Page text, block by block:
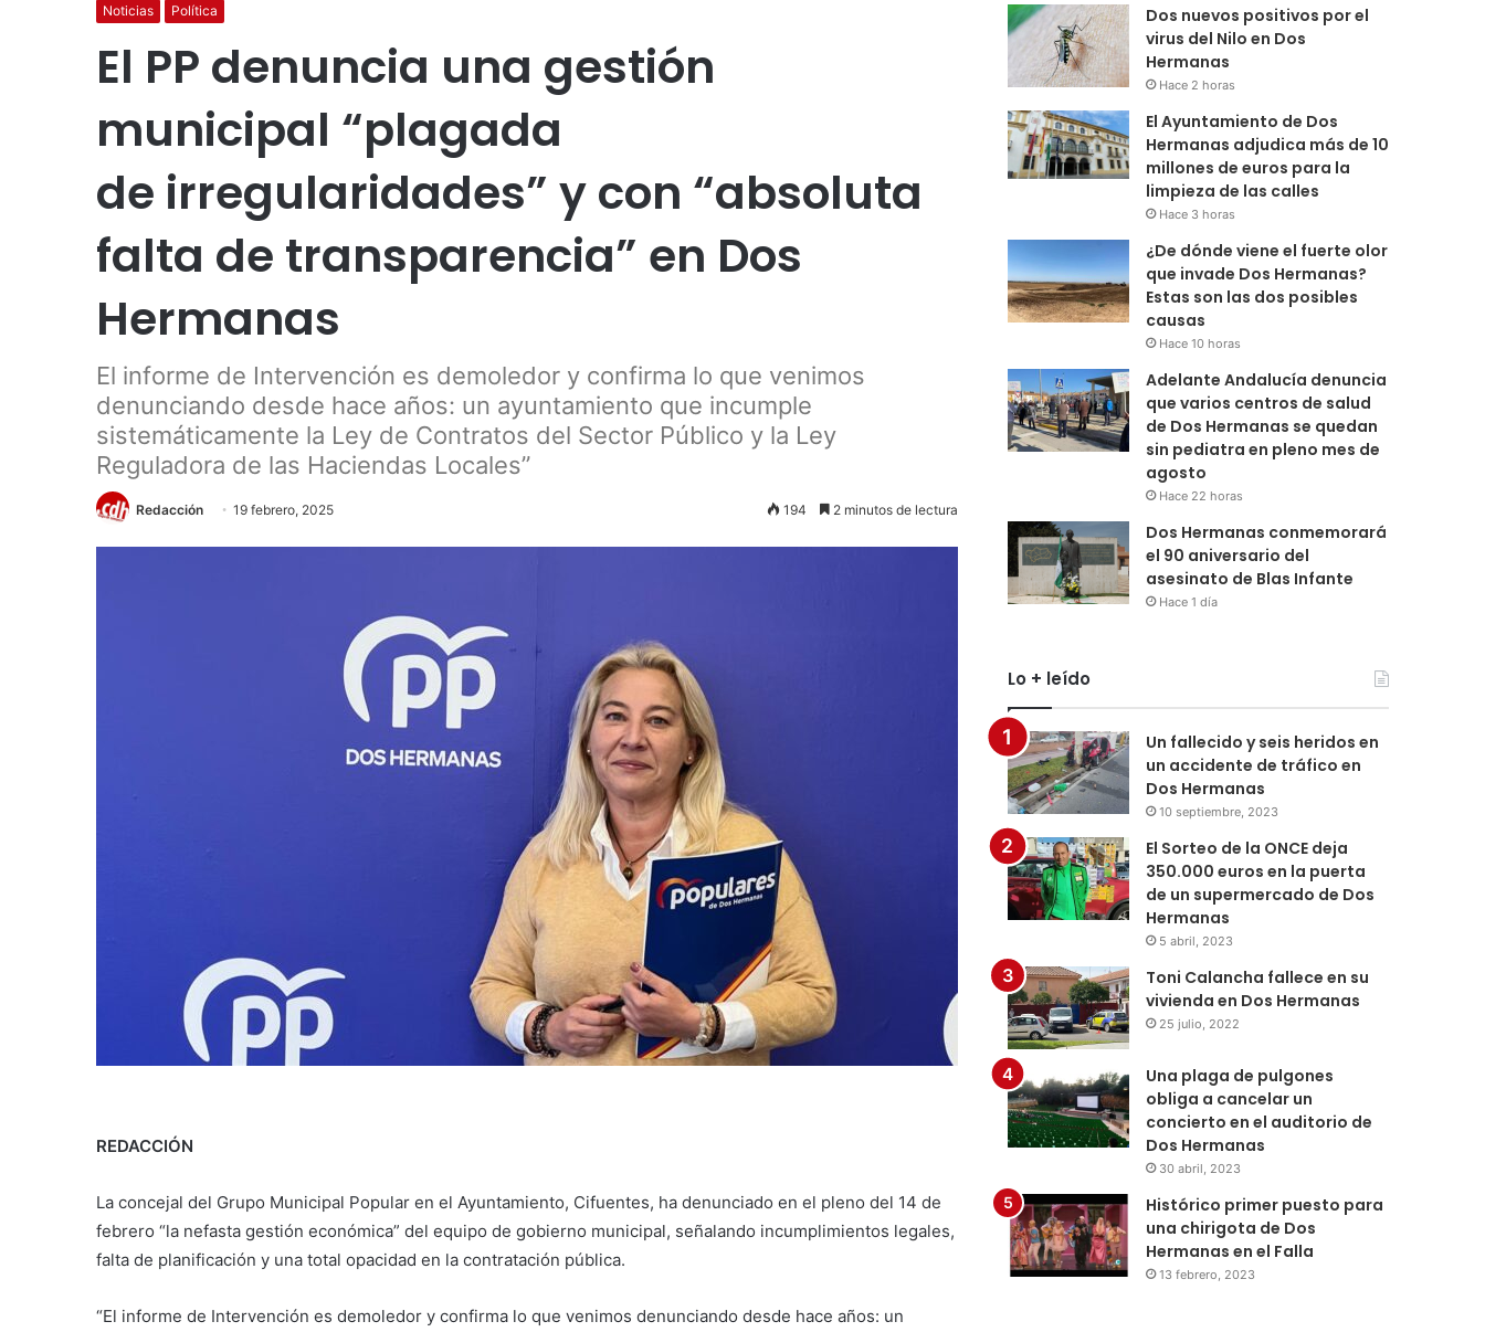
Noticias Política
El PP denuncia una gestión
municipal “plagada
de irregularidades” y con “absoluta
falta de transparencia” en Dos
Hermanas
El informe de Intervención es demoledor y confirma lo que venimos
denunciando desde hace años: un ayuntamiento que incumple
sistemáticamente la Ley de Contratos del Sector Público y la Ley
Reguladora de las Haciendas Locales”
Redacción 19 febrero, 2025 194 2 minutos de lectura
REDACCIÓN
La concejal del Grupo Municipal Popular en el Ayuntamiento, Cifuentes, ha denunciado en el pleno del 14 de
febrero “la nefasta gestión económica” del equipo de gobierno municipal, señalando incumplimientos legales,
falta de planificación y una total opacidad en la contratación pública.
“El informe de Intervención es demoledor y confirma lo que venimos denunciando desde hace años: un
Dos nuevos positivos por el
virus del Nilo en Dos
Hermanas
Hace 2 horas
El Ayuntamiento de Dos
Hermanas adjudica más de 10
millones de euros para la
limpieza de las calles
Hace 3 horas
¿De dónde viene el fuerte olor
que invade Dos Hermanas?
Estas son las dos posibles
causas
Hace 10 horas
Adelante Andalucía denuncia
que varios centros de salud
de Dos Hermanas se quedan
sin pediatra en pleno mes de
agosto
Hace 22 horas
Dos Hermanas conmemorará
el 90 aniversario del
asesinato de Blas Infante
Hace 1 día
Lo + leído
Un fallecido y seis heridos en
un accidente de tráfico en
Dos Hermanas
10 septiembre, 2023
El Sorteo de la ONCE deja
350.000 euros en la puerta
de un supermercado de Dos
Hermanas
5 abril, 2023
Toni Calancha fallece en su
vivienda en Dos Hermanas
25 julio, 2022
Una plaga de pulgones
obliga a cancelar un
concierto en el auditorio de
Dos Hermanas
30 abril, 2023
Histórico primer puesto para
una chirigota de Dos
Hermanas en el Falla
13 febrero, 2023